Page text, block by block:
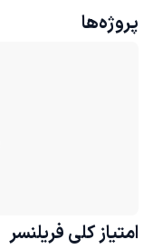
پروژه‌ها
امتیاز کلی فریلنسر